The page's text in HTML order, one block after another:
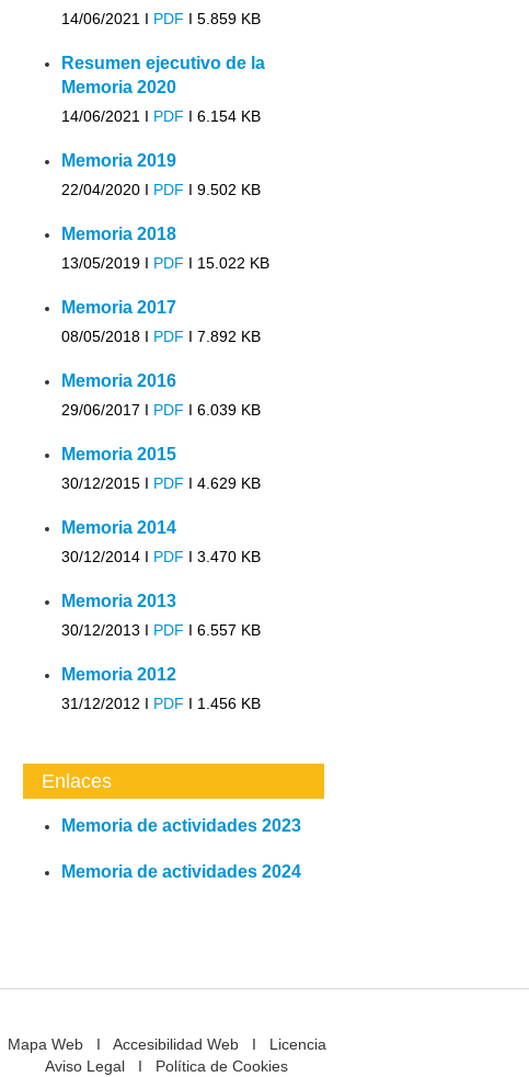
14/06/2021 I PDF I 5.859 KB
Resumen ejecutivo de la
Memoria 2020
14/06/2021 I PDF I 6.154 KB
Memoria 2019
22/04/2020 I PDF I 9.502 KB
Memoria 2018
13/05/2019 I PDF I 15.022 KB
Memoria 2017
08/05/2018 I PDF I 7.892 KB
Memoria 2016
29/06/2017 I PDF I 6.039 KB
Memoria 2015
30/12/2015 I PDF I 4.629 KB
Memoria 2014
30/12/2014 I PDF I 3.470 KB
Memoria 2013
30/12/2013 I PDF I 6.557 KB
Memoria 2012
31/12/2012 I PDF I 1.456 KB
Enlaces
Memoria de actividades 2023
Memoria de actividades 2024
Mapa WebI Accesibilidad WebI Licencia
Aviso Legal I Política de Cookies